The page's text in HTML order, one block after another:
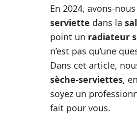
En 2024, avons-
serviette dans la
point un radiateur
n’est pas qu’une
Dans cet article,
sèche-serviettes,
soyez un
fait pour vous.